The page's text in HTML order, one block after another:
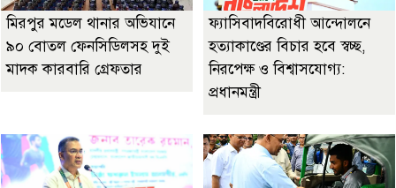
মিরপুর মডেল থানার অভিযানে
৯০ বোতল ফেনসিডিলসহ দুই
মাদক কারবারি গ্রেফতার
ফ্যাসিবাদবিরোধী আন্দোলনে
হত্যাকাণ্ডের বিচার হবে স্বচ্ছ,
নিরপেক্ষ ও বিশ্বাসযোগ্য:
প্রধানমন্ত্রী